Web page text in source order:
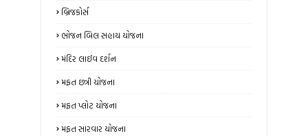
બ્રિજકોર્સ
ભોજન બિલ સહાય યોજના
મંદિર લાઈવ દર્શન
મફત છત્રી યોજના
મફત પ્લોટ યોજના
મફત સારવાર યોજના